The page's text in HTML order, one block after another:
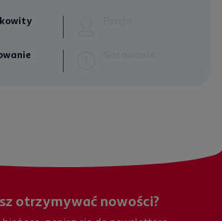
otrzymywać nowości?